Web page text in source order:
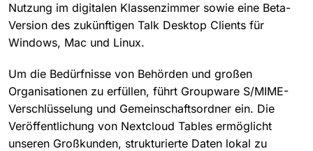
Nutzung im digitalen Klassenzimmer sowie eine Beta-
Version des zukünftigen Talk Desktop Clients für
Windows, Mac und Linux.
Um die Bedürfnisse von Behörden und großen
Organisationen zu erfüllen, führt Groupware S/MIME-
Verschlüsselung und Gemeinschaftsordner ein. Die
Veröffentlichung von Nextcloud Tables ermöglicht
unseren Großkunden, strukturierte Daten lokal zu